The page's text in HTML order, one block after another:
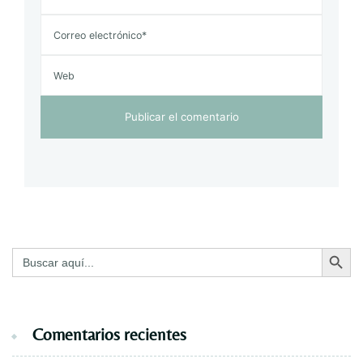
Buscar: Botón de
Comentarios recientes